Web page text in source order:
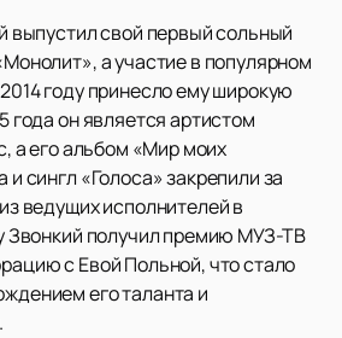
выпустил свой первый сольный
а участие в популярном
году принесло ему широкую
года он является артистом
а его альбом «Мир моих
и сингл «Голоса» закрепили за
ведущих исполнителей в
Звонкий получил премию МУЗ-ТВ
с Евой Польной, что стало
его таланта и